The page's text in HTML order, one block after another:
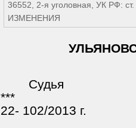
36552, 2-я уголовная, УК РФ:
ИЗМЕНЕНИЯ
Судья
***
22- 102/2013 г.